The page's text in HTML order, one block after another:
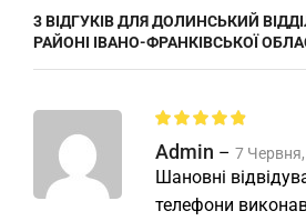
3 ВІДГУКІВ ДЛЯДОЛИНСЬКИЙ
РАЙОНІ ІВАНО-ФРАНКІВСЬКОЇ
Admin – 7
Шановні
телефони